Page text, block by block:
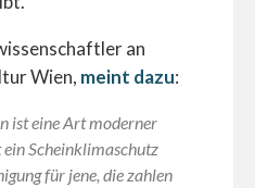
an
Wien, meint dazu:
ist eine Art moderner
ein Scheinklimaschutz
für jene, die zahlen